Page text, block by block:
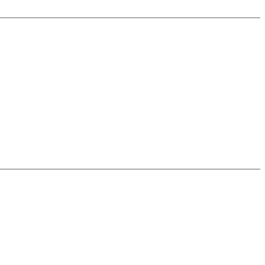
(also on mistakes) and further explanations.
(initial position - final position).